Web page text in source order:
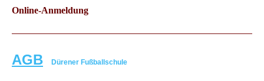
Online-Anmeldung
AGB Dürener Fußballschule